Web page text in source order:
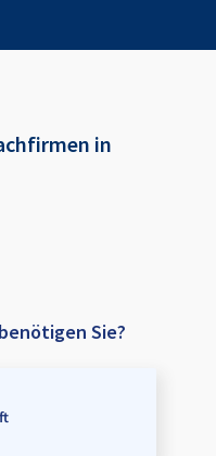
in
Sie?